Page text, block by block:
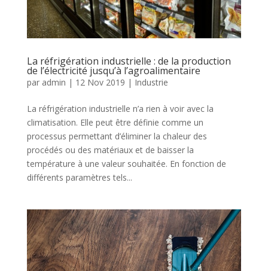
La réfrigération industrielle : de la production
de l’électricité jusqu’à l’agroalimentaire
par admin | 12 Nov 2019 | Industrie
La réfrigération industrielle n’a rien à voir avec la
climatisation. Elle peut être définie comme un
processus permettant d’éliminer la chaleur des
procédés ou des matériaux et de baisser la
température à une valeur souhaitée. En fonction de
différents paramètres tels...